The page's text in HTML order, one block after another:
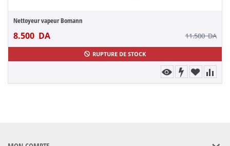
Nettoyeur vapeur Bomann
8.500 DA 11.500DA
RUPTURE DE STOCK